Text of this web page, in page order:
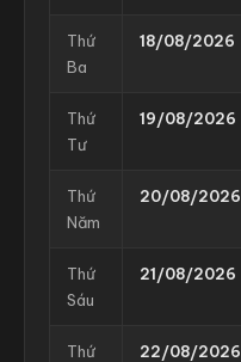
Thứ
Ba
18/08/2026
Thứ
Tư
19/08/2026
Thứ
Năm
20/08/2026
Thứ
Sáu
21/08/2026
Thứ
22/08/2026